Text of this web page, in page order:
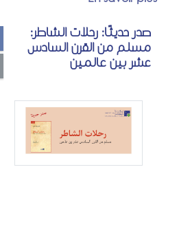
صدر حديثًا: رحلات الشاطر:
مسلم من القرن السادس
عشر بين عالمين